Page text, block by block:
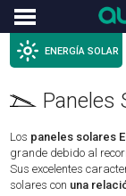
ENERGÍA SOLAR
Paneles
Los paneles solares
grande debido al
Sus excelentes
solares con una